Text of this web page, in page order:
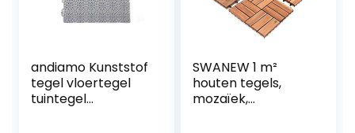
andiamo Kunststof
tegel vloertegel
tuintegel
SWANEW 1 m²
houten tegels,
mozaïek,